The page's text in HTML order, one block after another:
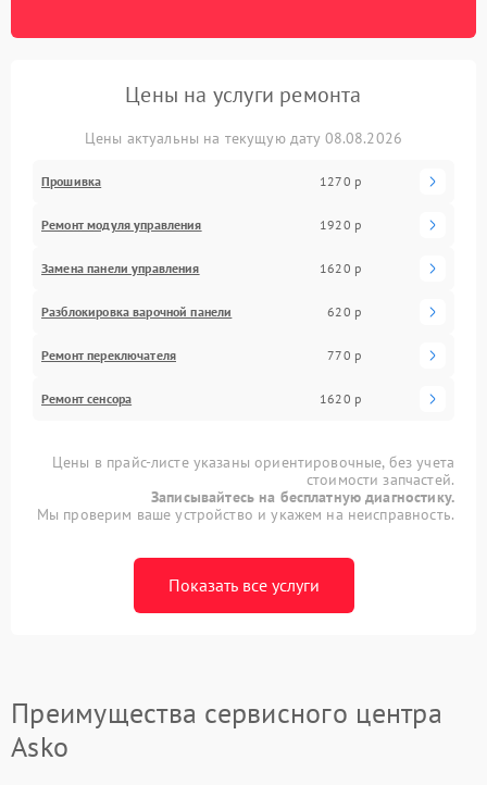
Цены на услуги ремонта
Цены актуальны на текущую дату 08.08.2026
Прошивка 1270 р
Ремонт модуля управления 1920 р
Замена панели управления 1620 р
Разблокировка варочной панели 620 р
Ремонт переключателя 770 р
Ремонт сенсора 1620 р
Цены в прайс-листе указаны ориентировочные, без учета
стоимости запчастей.
Записывайтесь на бесплатную диагностику.
Мы проверим ваше устройство и укажем на неисправность.
Показать все услуги
Преимущества сервисного центра
Asko